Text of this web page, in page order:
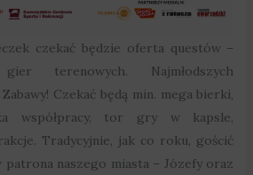
czekać będzie oferta questów –
gier terenowych. Najmłodszych
Czekać będą min. mega bierki,
współpracy, tor gry w kapsle,
Tradycyjnie, jak co roku, gościć
patrona naszego miasta – Józefy oraz